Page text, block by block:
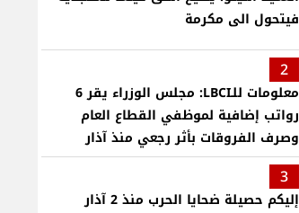
فيتحول الى مكرمة
2
معلومات للـLBCI: مجلس الوزراء يقر 6
رواتب إضافية لموظفي القطاع العام
وصرف الفروقات بأثر رجعي منذ آذار
3
إليكم حصيلة ضحايا الحرب منذ 2 آذار